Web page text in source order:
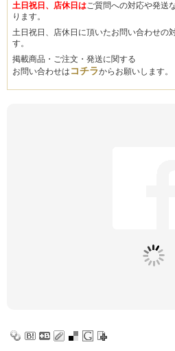
土日祝日、店休日はご質問への対応や発送
ります。
土日祝日、店休日に頂いたお問い合わせの
す。
掲載商品・ご注文・発送に関する
お問い合わせは コチラからお願いします。